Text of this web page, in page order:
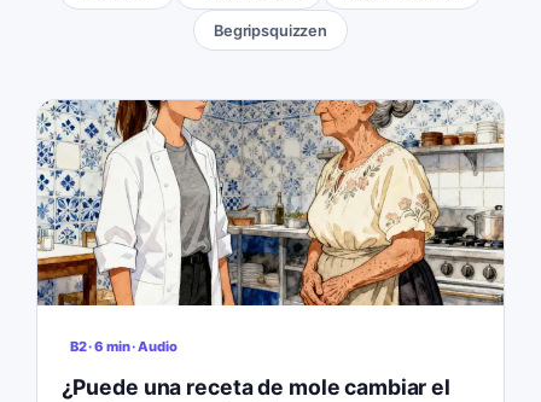
Begripsquizzen
B2·6 min· Audio
¿Puede una receta de mole cambiar el